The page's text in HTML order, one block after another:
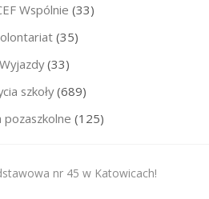
Wspólnie (33)
(35)
Wyjazdy(33)
szkoły(689)
pozaszkolne (125)
nr 45 w Katowicach!